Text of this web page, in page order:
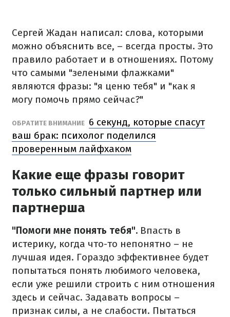
Сергей Жадан написал: слова, которыми
можно объяснить все, – всегда просты. Это
правило работает и в отношениях. Потому
что самыми "зелеными флажками"
являются фразы: "я ценю тебя" и "как я
могу помочь прямо сейчас?"
ОБРАТИТЕ ВНИМАНИЕ 6 секунд, которые спасут
ваш брак: психолог поделился
проверенным лайфхаком
Какие еще фразы говорит
только сильный партнер или
партнерша
"Помоги мне понять тебя". Впасть в
истерику, когда что-то непонятно – не
лучшая идея. Гораздо эффективнее будет
попытаться понять любимого человека,
если уже решили строить с ним отношения
здесь и сейчас. Задавать вопросы –
признак силы, а не слабости. Пытаться